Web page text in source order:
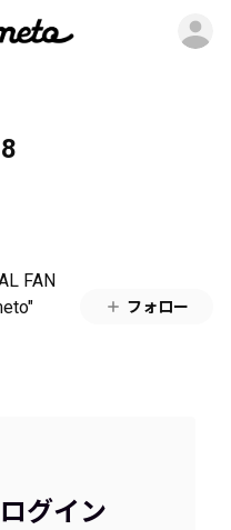
FAN
フォロー
グイン